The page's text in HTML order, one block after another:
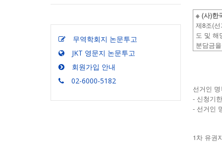
무역학회지 논문투고
JKT 영문지 논문투고
회원가입 안내
02-6000-5182
※ (사)한
제8조(선
도 및 해
분담금을
선거인
- 신청기
- 선거인
1 차 유권